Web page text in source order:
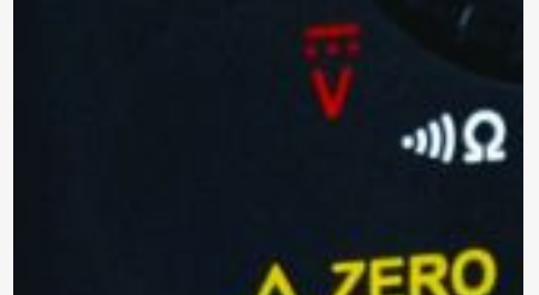
Para enviar la cotización y ponernos en
contacto contigo, necesitamos algunos
detalles adicionales. Por favor, completa el